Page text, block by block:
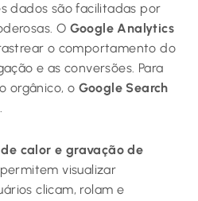
dados são facilitadas por
O Google Analytics
o comportamento do
e as conversões. Para
orgânico, o Google Search
calor e gravação de
visualizar
clicam, rolam e